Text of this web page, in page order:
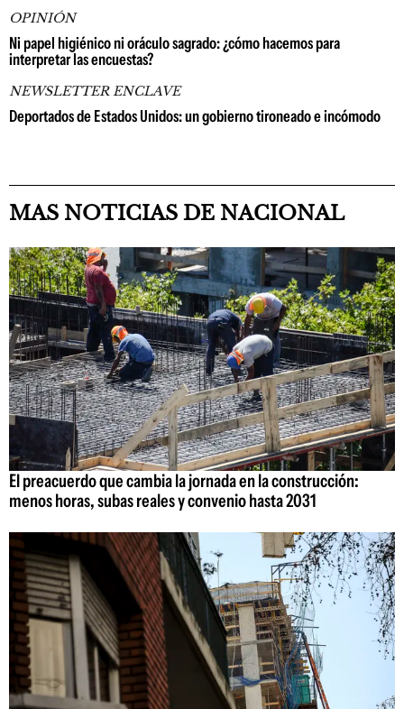
OPINIÓN
Ni papel higiénico ni oráculo sagrado: ¿cómo hacemos para
interpretar las encuestas?
NEWSLETTER ENCLAVE
Deportados de Estados Unidos: un gobierno tironeado e incómodo
MAS NOTICIAS DE NACIONAL
El preacuerdo que cambia la jornada en la construcción:
menos horas, subas reales y convenio hasta 2031